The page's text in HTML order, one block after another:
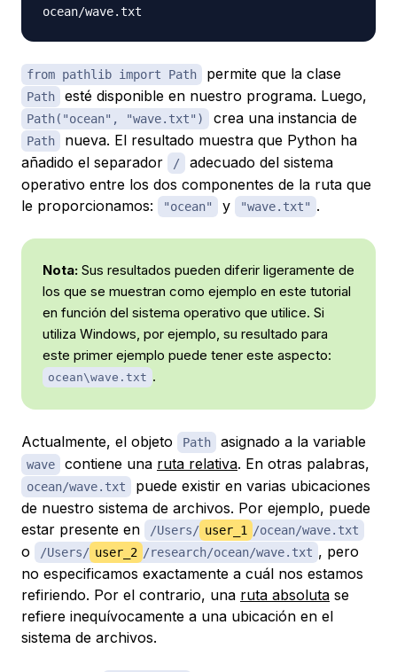
from pathlib import Path permite que la clase
Path esté disponible en nuestro programa. Luego,
Path("ocean", "wave.txt") crea una instancia de
Path
nueva. El resultado muestra que Python ha
añadido el separador
/
adecuado del sistema
operativo entre los dos componentes de la ruta que
le proporcionamos:
"ocean" y "wave.txt" .
Nota: Sus resultados pueden diferir ligeramente de
los que se muestran como ejemplo en este tutorial
en función del sistema operativo que utilice. Si
utiliza Windows, por ejemplo, su resultado para
este primer ejemplo puede tener este aspecto:
ocean\wave.txt .
Actualmente, el objeto Path asignado a la variable
wave contiene una ruta relativa. En otras palabras,
ocean/wave.txt
puede existir en varias ubicaciones
de nuestro sistema de archivos. Por ejemplo, puede
estar presente en
/Users/ user_1 /ocean/wave.txt
o /Users/ user_2 /research/ocean/wave.txt , pero
no especificamos exactamente a cuál nos estamos
refiriendo. Por el contrario, una ruta absoluta se
refiere inequívocamente a una ubicación en el
sistema de archivos.